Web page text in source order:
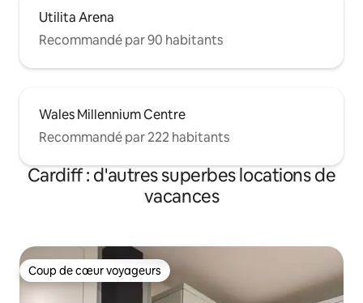
Utilita Arena
Recommandé par 90 habitants
Wales Millennium Centre
Recommandé par 222 habitants
Cardiff : d'autres superbes locations de
vacances
Coup de cœur voyageurs
Coup de cœur voyageurs